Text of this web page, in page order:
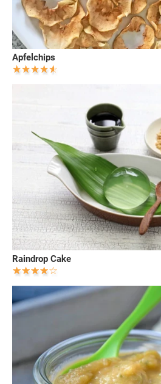
Apfelchips
Raindrop Cake